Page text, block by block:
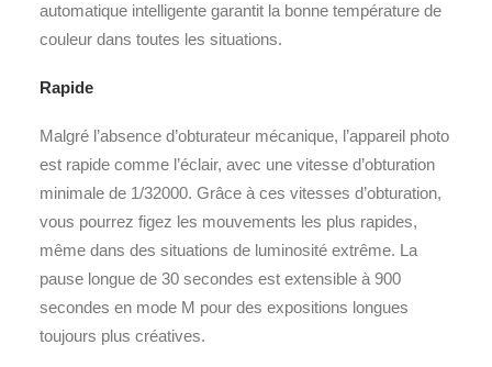
automatique intelligente garantit la bonne température de
couleur dans toutes les situations.
Rapide
Malgré l’absence d’obturateur mécanique, l’appareil photo
est rapide comme l’éclair, avec une vitesse d’obturation
minimale de 1/32000. Grâce à ces vitesses d’obturation,
vous pourrez figez les mouvements les plus rapides,
même dans des situations de luminosité extrême. La
pause longue de 30 secondes est extensible à 900
secondes en mode M pour des expositions longues
toujours plus créatives.